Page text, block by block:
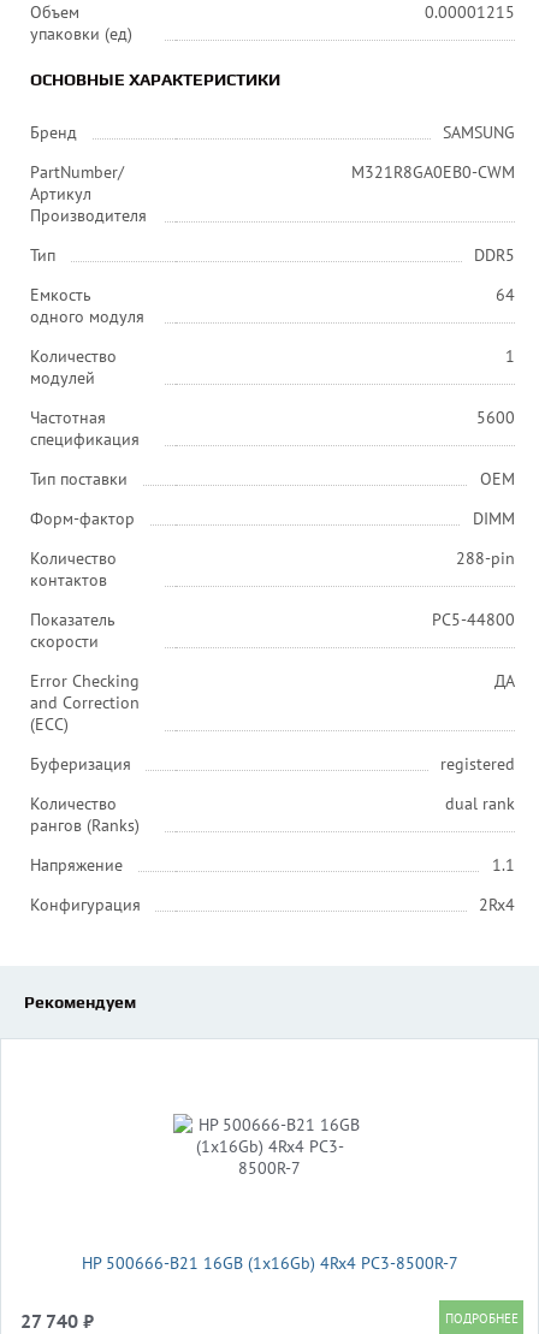
Объем
упаковки (ед)
0.00001215
ОСНОВНЫЕ ХАРАКТЕРИСТИКИ
Бренд
SAMSUNG
PartNumber/
Артикул
Производителя
M321R8GA0EB0-CWM
Тип
DDR5
Емкость
одного модуля
64
Количество
модулей
1
Частотная
спецификация
5600
Тип поставки
OEM
Форм-фактор
DIMM
Количество
контактов
288-pin
Показатель
скорости
PC5-44800
Error Checking
and Correction
(ECC)
ДА
Буферизация
registered
Количество
рангов (Ranks)
dual rank
Напряжение
1.1
Конфигурация
2Rx4
Рекомендуем
HP 500666-B21 16GB (1x16Gb) 4Rx4 PC3-8500R-7
27 740 ₽